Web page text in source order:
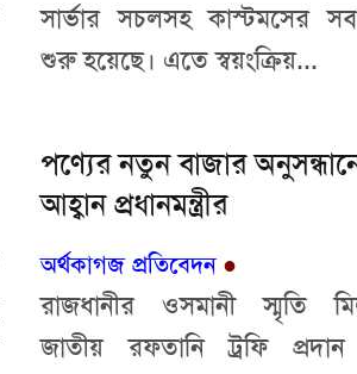
সার্ভার সচলসহ কাস্টমসের সব
শুরু হয়েছে। এতে স্বয়ংক্রিয়...
পণ্যের নতুন বাজার
আহ্বান প্রধানমন্ত্রীর
অর্থকাগজ প্রতিবেদন ●
রাজধানীর ওসমানী স্মৃতি
জাতীয় রফতানি ট্রফি প্রদান